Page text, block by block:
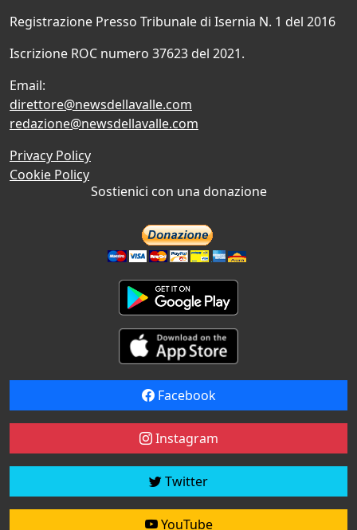
Registrazione Presso Tribunale di Isernia N. 1 del 2016
Iscrizione ROC numero 37623 del 2021.
Email:
direttore@newsdellavalle.com
redazione@newsdellavalle.com
Privacy Policy
Cookie Policy
Sostienici con una donazione
Facebook
Instagram
Twitter
YouTube